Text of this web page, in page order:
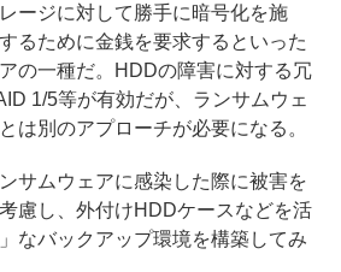
ージに対して勝手に暗号化を施
るために金銭を要求するといった
の一種だ。HDDの障害に対する冗
1/5等が有効だが、ランサムウェ
は別のアプローチが必要になる。
サムウェアに感染した際に被害を
慮し、外付けHDDケースなどを活
なバックアップ環境を構築してみ